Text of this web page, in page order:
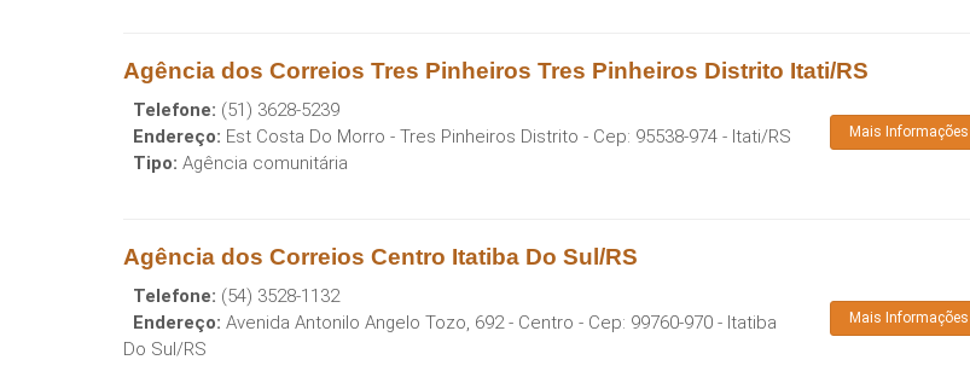
Agência dos Correios Tres Pinheiros Tres Pinheiros Distrito Itati/RS
Telefone: (51) 3628-5239
Endereço: Est Costa Do Morro - Tres Pinheiros Distrito - Cep: 95538-974 - Itati/RS
Tipo: Agência comunitária
Mais Informações
Agência dos Correios Centro Itatiba Do Sul/RS
Telefone: (54) 3528-1132
Endereço: Avenida Antonilo Angelo Tozo, 692 - Centro - Cep: 99760-970 - Itatiba
Do Sul/RS
Mais Informações